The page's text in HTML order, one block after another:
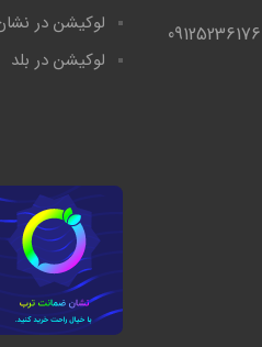
لوکیشن در
لوکیشن در بلد